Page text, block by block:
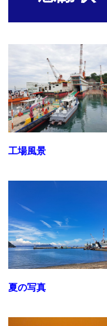
工場風景
夏の写真